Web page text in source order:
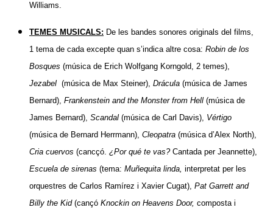
Williams.
TEMES MUSICALS: De les bandes sonores originals del films,
1 tema de cada excepte quan s’indica altre cosa: Robin de los
Bosques (música de Erich Wolfgang Korngold, 2 temes),
Jezabel (música de Max Steiner), Drácula (música de James
Bernard), Frankenstein and the Monster from Hell (música de
James Bernard), Scandal (música de Carl Davis), Vértigo
(música de Bernard Herrmann), Cleopatra (música d’Alex North),
Cria cuervos (cancçó. ¿Por qué te vas? Cantada per Jeannette),
Escuela de sirenas (tema: Muñequita linda, interpretat per les
orquestres de Carlos Ramírez i Xavier Cugat), Pat Garrett and
Billy the Kid (cançó Knockin on Heavens Door, composta i